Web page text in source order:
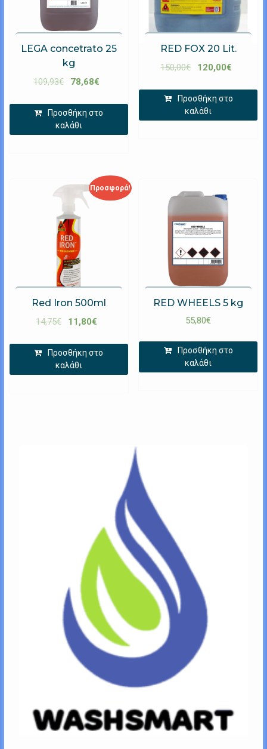
LEGA concetrato 25
kg
109,93€ 78,68€
Προσθήκη στο
καλάθι
RED FOX 20 Lit.
150,00€ 120,00€
Προσθήκη στο
καλάθι
Προσφορά!
Red Iron 500ml
14,75€ 11,80€
Προσθήκη στο
καλάθι
RED WHEELS 5 kg
55,80€
Προσθήκη στο
καλάθι